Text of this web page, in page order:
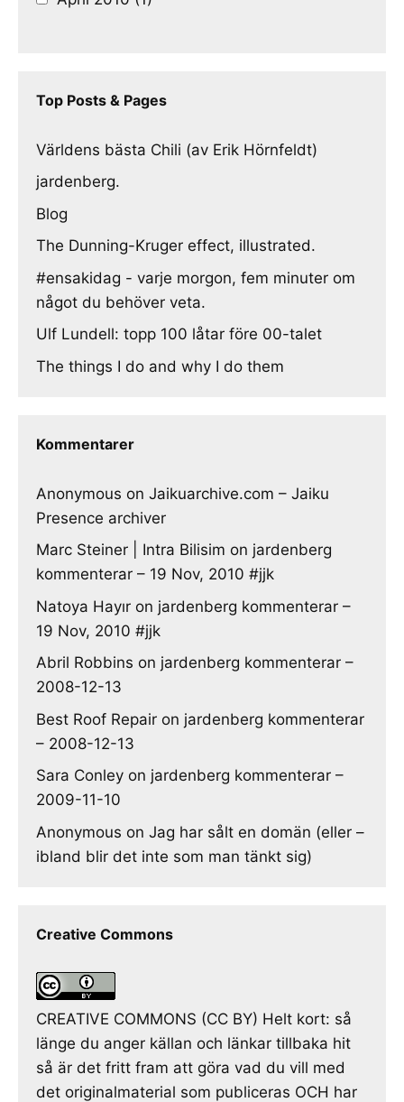
Top Posts & Pages
Världens bästa Chili (av Erik Hörnfeldt)
jardenberg.
Blog
The Dunning-Kruger effect, illustrated.
#ensakidag - varje morgon, fem minuter om
något du behöver veta.
Ulf Lundell: topp 100 låtar före 00-talet
The things I do and why I do them
Kommentarer
Anonymous on Jaikuarchive.com – Jaiku
Presence archiver
Marc Steiner | Intra Bilisim on jardenberg
kommenterar – 19 Nov, 2010 #jjk
Natoya Hayır on jardenberg kommenterar –
19 Nov, 2010 #jjk
Abril Robbins on jardenberg kommenterar –
2008-12-13
Best Roof Repair on jardenberg kommenterar
– 2008-12-13
Sara Conley on jardenberg kommenterar –
2009-11-10
Anonymous on Jag har sålt en domän (eller –
ibland blir det inte som man tänkt sig)
Creative Commons
CREATIVE COMMONS (CC BY) Helt kort: så
länge du anger källan och länkar tillbaka hit
så är det fritt fram att göra vad du vill med
det originalmaterial som publiceras OCH har